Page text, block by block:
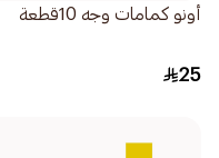
أونو كمامات وجه 10قطعة
25